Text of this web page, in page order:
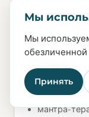
препараты
сердца и
ДУШЕВНЫЙ
мощные
мантра-
Мы
Мы
обезличенной
Принять